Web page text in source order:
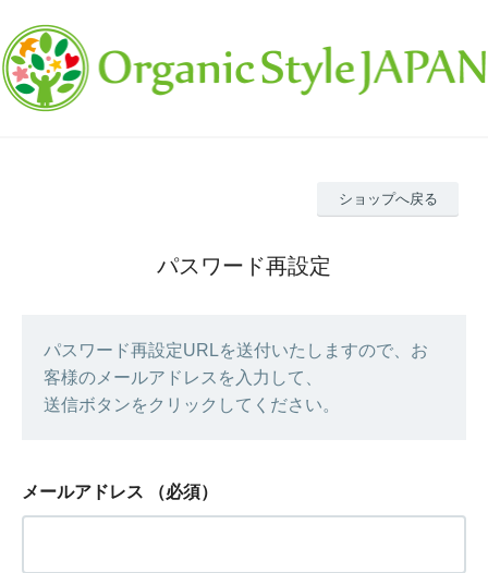
ショップへ戻る
パスワード再設定
パスワード再設定URLを送付いたしますので、お
客様のメールアドレスを入力して、
送信ボタンをクリックしてください。
メールアドレス （必須）